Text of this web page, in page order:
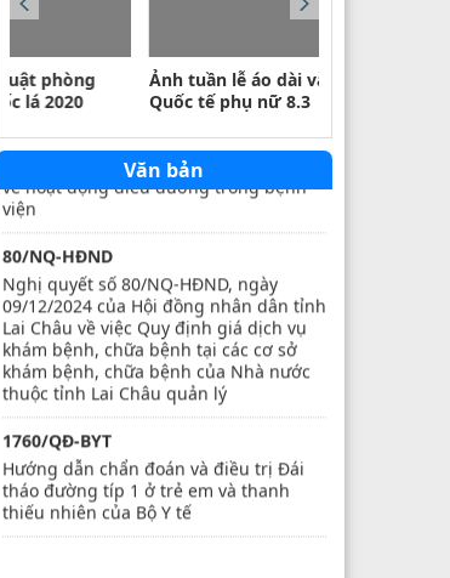
Ảnh tuần lễ áo dài và toạ đàm ngày
Quốc tế phụ nữ 8.3
Văn bản
423/QĐ-BVHTTDL
môi trường số
Thông tư số 21/2021/TT-BYT quy định
về hoạt động điều dưỡng trong bệnh
viện
80/NQ-HĐND
Nghị quyết số 80/NQ-HĐND, ngày
09/12/2024 của Hội đồng nhân dân tỉnh
Lai Châu về việc Quy định giá dịch vụ
khám bệnh, chữa bệnh tại các cơ sở
khám bệnh, chữa bệnh của Nhà nước
thuộc tỉnh Lai Châu quản lý
1760/QĐ-BYT
Hướng dẫn chẩn đoán và điều trị Đái
tháo đường típ 1 ở trẻ em và thanh
thiếu nhiên của Bộ Y tế
22/2023/TT-BYT